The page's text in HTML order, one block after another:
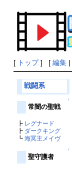
[ トップ] [ 編集|
戦闘系
↑
常闇の聖戦
┣ レグナード
┣ ダークキング
┗ 海冥主メイヴ
↑
聖守護者